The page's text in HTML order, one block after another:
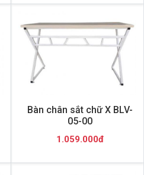
Bàn chân sắt chữ X BLV-
05-00
1.059.000đ